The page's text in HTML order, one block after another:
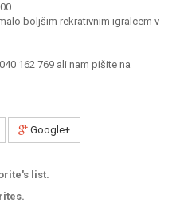
boljšim rekrativnim igralcem v
162 769 ali nam pišite na
Google+
list.